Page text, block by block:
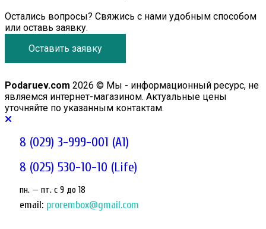
Остались вопросы? Свяжись с нами удобным способом
или оставь заявку.
Оставить заявку
Podaruev.com 2026 © Мы - информационный ресурс, не
являемся интернет-магазином. Актуальные цены
уточняйте по указанным контактам.
8 (029) 3-999-001 (A1)
8 (025) 530-10-10 (Life)
пн. — пт. c 9 до 18
email: prorembox@gmail.com